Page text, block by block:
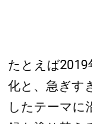
たとえば2019
化と、急ぎす
したテーマに